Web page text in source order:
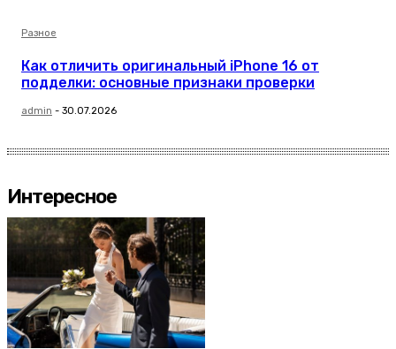
Разное
Как отличить оригинальный iPhone 16 от
подделки: основные признаки проверки
admin - 30.07.2026
Интересное